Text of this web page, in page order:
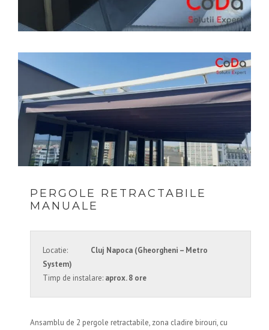
PERGOLE RETRACTABILE
MANUALE
Locatie:
Cluj Napoca (Gheorgheni – Metro
System)
Timp de instalare: aprox. 8 ore
Ansamblu de 2 pergole retractabile, zona cladire birouri, cu